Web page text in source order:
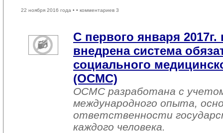
22 ноября 2016 года • • комментариев 3
С первого января 2017г.
внедрена система
социального
(ОСМС)
ОСМС разработана с
международного опыта,
ответственности
каждого человека.